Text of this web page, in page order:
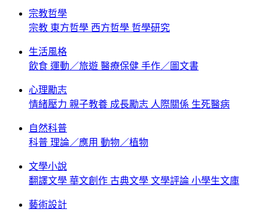
宗教哲學
宗教 東方哲學 西方哲學 哲學研究
生活風格
飲食 運動／旅遊 醫療保健 手作／圖文書
心理勵志
情緒壓力 親子教養 成長勵志 人際關係 生死醫病
自然科普
科普 理論／應用 動物／植物
文學小說
翻譯文學 華文創作 古典文學 文學評論 小學生文庫
藝術設計